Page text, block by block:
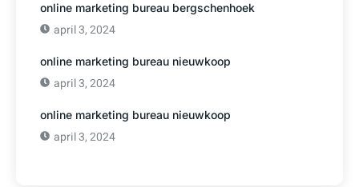
online marketing bureau bergschenhoek
april 3, 2024
online marketing bureau nieuwkoop
april 3, 2024
online marketing bureau nieuwkoop
april 3, 2024